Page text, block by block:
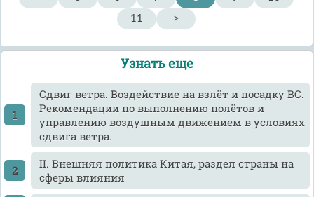
11
>
Узнать еще
Cдвиг ветра. Воздействие на взлёт и посадку ВС.
Рекомендации по выполнению полётов и
управлению воздушным движением в условиях
сдвига ветра.
II. Внешняя политика Китая, раздел страны на
сферы влияния